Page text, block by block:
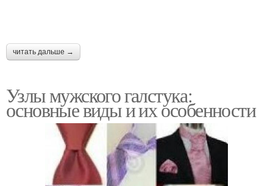
читать дальше →
Узлы мужского галстука:
основные виды и их особенности